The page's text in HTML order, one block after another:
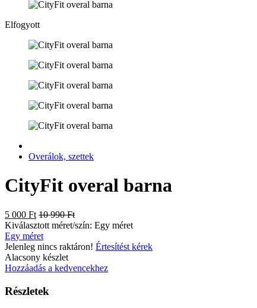
Elfogyott
Overálok, szettek
CityFit overal barna
5 000 Ft 10 990 Ft
Kiválasztott méret/szín: Egy méret
Egy méret
Jelenleg nincs raktáron! Értesítést kérek
Alacsony készlet
Hozzáadás a kedvencekhez
Részletek